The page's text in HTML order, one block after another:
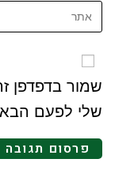
שמור בדפדפן
שלי לפעם